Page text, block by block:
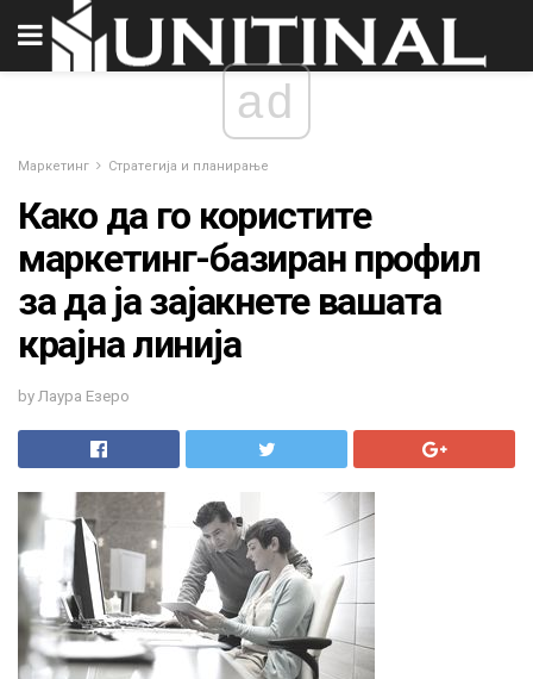
ad
Маркетинг Стратегија и планирање
Како да го користите
маркетинг-базиран профил
за да ја зајакнете вашата
крајна линија
by Лаура Езеро